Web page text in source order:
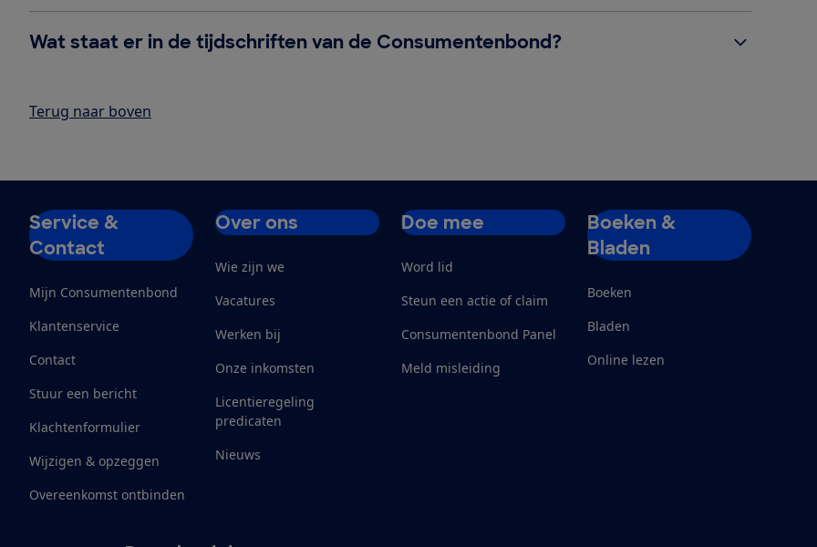
Wat staat er in de tijdschriften van de Consumentenbond?
Terug naar boven
Service &
Contact
Mijn Consumentenbond
Klantenservice
Contact
Stuur een bericht
Klachtenformulier
Wijzigen & opzeggen
Overeenkomst ontbinden
Over ons
Wie zijn we
Vacatures
Werken bij
Onze inkomsten
Licentieregeling
predicaten
Nieuws
Doe mee
Word lid
Steun een actie of claim
Consumentenbond Panel
Meld misleiding
Boeken &
Bladen
Boeken
Bladen
Online lezen